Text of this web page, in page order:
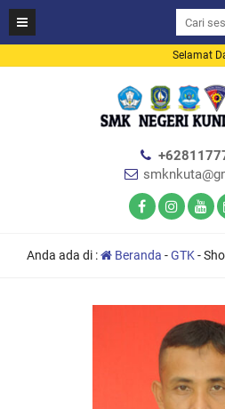
Selamat
Anda ada di : Beranda -GTK-